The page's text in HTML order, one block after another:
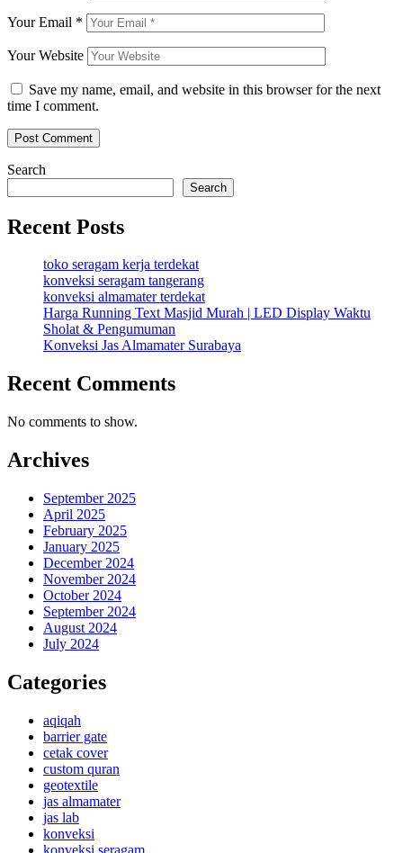
Your Email *
Your Website
Save my name, email, and website in this browser for the next
time I comment.
Search
Search
Recent Posts
toko seragam kerja terdekat
konveksi seragam tangerang
konveksi almamater terdekat
Harga Running Text Masjid Murah | LED Display Waktu
Sholat & Pengumuman
Konveksi Jas Almamater Surabaya
Recent Comments
No comments to show.
Archives
September 2025
April 2025
February 2025
January 2025
December 2024
November 2024
October 2024
September 2024
August 2024
July 2024
Categories
aqiqah
barrier gate
cetak cover
custom quran
geotextile
jas almamater
jas lab
konveksi
konveksi seragam